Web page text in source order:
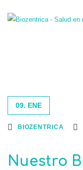
09. ENE
BIOZENTRICA
Nuestro